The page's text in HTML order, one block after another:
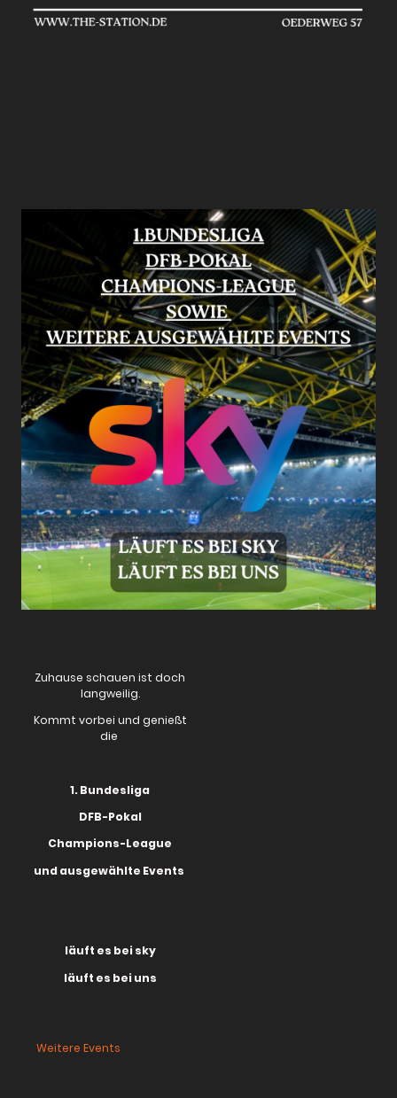
Zuhause schauen ist doch
langweilig.
Kommt vorbei und genießt
die
1. Bundesliga
DFB-Pokal
Champions-League
und ausgewählte Events
läuft es bei sky
läuft es bei uns
Weitere Events